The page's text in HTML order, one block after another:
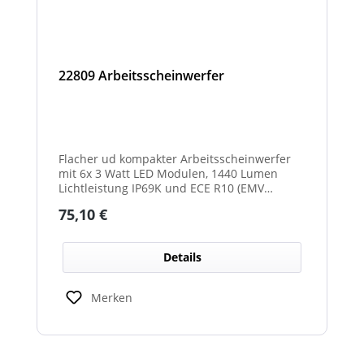
22809 Arbeitsscheinwerfer
Flacher ud kompakter Arbeitsscheinwerfer
mit 6x 3 Watt LED Modulen, 1440 Lumen
Lichtleistung IP69K und ECE R10 (EMV
Scheinwerfer auch über eine ECE R23
Rückfahrscheinwerfer im Geltungsbereich
der StVO zugelassen.
Regulärer Preis:
75,10 €
Details
Merken